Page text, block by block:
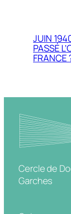
JUIN
PASSÉ
FRANCE
Cercle de
Garches